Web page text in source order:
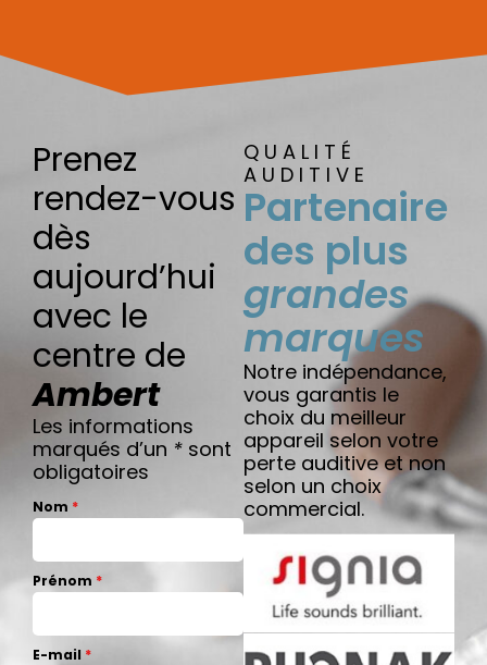
Prenez
rendez-vous
dès
aujourd’hui
avec le
centre de
Ambert
Les informations
marqués d’un * sont
obligatoires
Nom *
Prénom *
E-mail *
QUALITÉ
AUDITIVE
Partenaire
des plus
grandes
marques
Notre indépendance,
vous garantis le
choix du meilleur
appareil selon votre
perte auditive et non
selon un choix
commercial.